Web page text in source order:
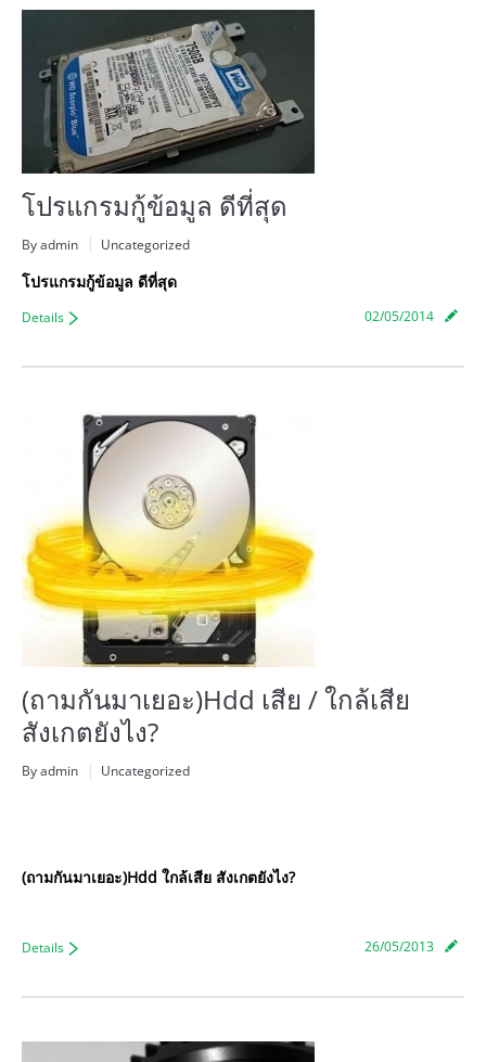
โปรแกรมกู้ข้อมูล ดีที่สุด
By admin Uncategorized
โปรแกรมกู้ข้อมูล ดีที่สุด
02/05/2014
Details
(ถามกันมาเยอะ)Hdd เสีย / ใกล้เสีย
สังเกตยังไง?
By admin Uncategorized
(ถามกันมาเยอะ)Hdd ใกล้เสีย สังเกตยังไง?
26/05/2013
Details